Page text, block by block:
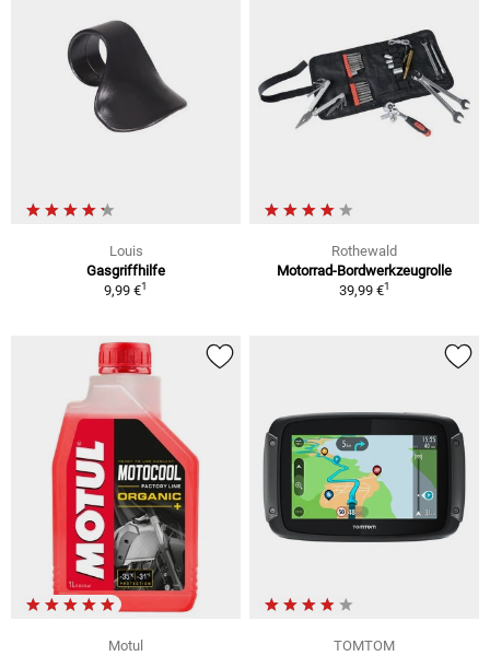
Louis
Gasgriffhilfe
9,99 €1
Rothewald
Motorrad-Bordwerkzeugrolle
39,99 €1
Motul
TOMTOM